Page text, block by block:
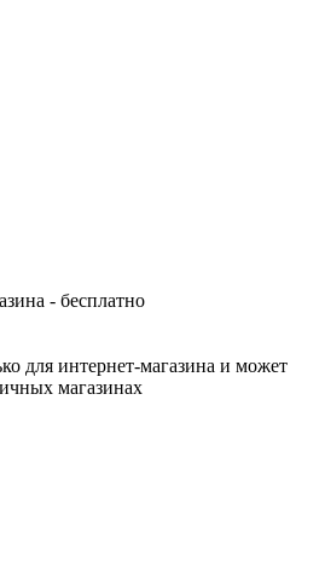
- бесплатно
для интернет-магазина и может
магазинах